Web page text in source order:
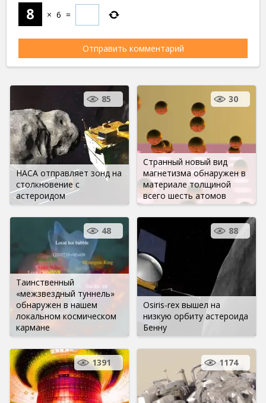
× 6 =
НАСА отправляет зонд на
столкновение с
астероидом
85
Странный новый вид
магнетизма обнаружен в
материале толщиной
всего шесть атомов
30
Таинственный
«межзвездный туннель»
обнаружен в нашем
локальном космическом
кармане
48
Osiris-rex вышел на
низкую орбиту астероида
Бенну
88
1391 1174